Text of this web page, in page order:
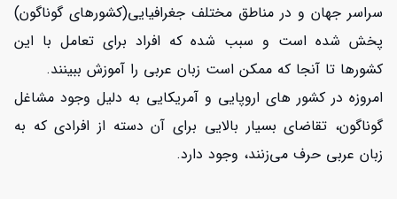
سراسر جهان و در مناطق مختلف جغرافیایی(کشورهای گوناگون)
پخش شده است و سبب شده که افراد برای تعامل با این
کشورها تا آنجا که ممکن است زبان عربی را آموزش ببینند.
امروزه در کشور های اروپایی و آمریکایی به دلیل وجود مشاغل
گوناگون، تقاضای بسیار بالایی برای آن دسته از افرادی که به
زبان عربی حرف می‌زنند، وجود دارد.